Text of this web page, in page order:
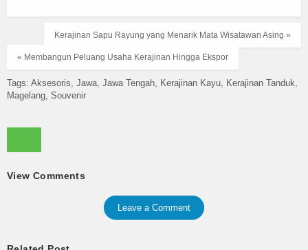
Kerajinan Sapu Rayung yang Menarik Mata Wisatawan Asing »
« Membangun Peluang Usaha Kerajinan Hingga Ekspor
Tags: Aksesoris Jawa Jawa Tengah Kerajinan Kayu
Kerajinan Tanduk
Magelang Souvenir
View Comments
Leave a Comment